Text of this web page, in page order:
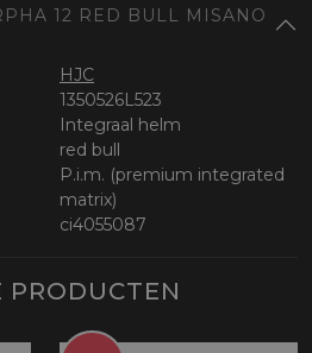
12 RED BULL MISANO
HJC
1350526L523
Integraal helm
red bull
P.i.m. (premium integrated
matrix)
ci4055087
PRODUCTEN